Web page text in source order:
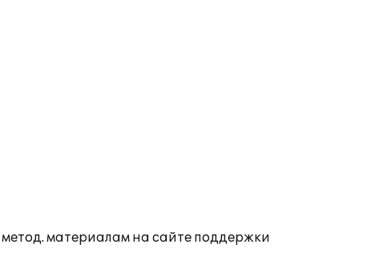
материалам на сайте поддержки